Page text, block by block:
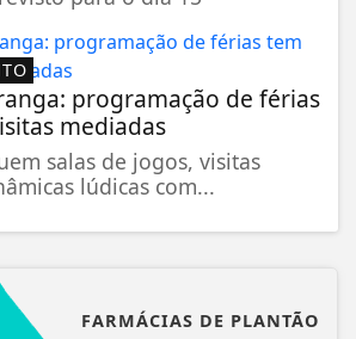
programação de férias
mediadas
salas de jogos, visitas
lúdicas com...
FARMÁCIAS DE PLANTÃO